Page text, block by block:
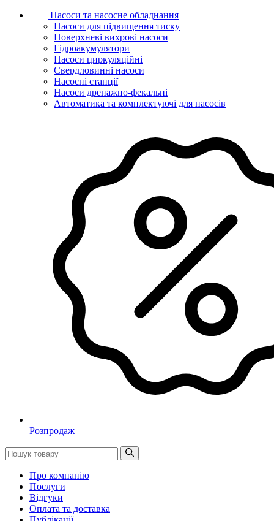
Насоси та насосне обладнання
Насоси для підвищення тиску
Поверхневі вихрові насоси
Гідроакумулятори
Насоси циркуляційні
Свердловинні насоси
Насосні станції
Насоси дренажно-фекальні
Автоматика та комплектуючі для насосів
Розпродаж
Про компанію
Послуги
Відгуки
Оплата та доставка